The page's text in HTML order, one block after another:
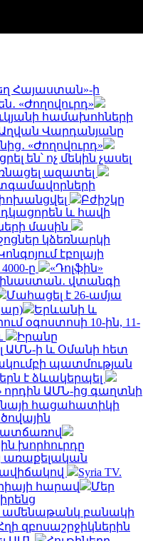
Հայաստան»-ի
«Ժողովուրդ»
համախոհների
Վարդանյանը
«Ժողովուրդ»
են՝ ոչ մեկին չասել
ազատել
Բժիշկը
և հավի
մասին
կձեռնարկի
էբոլայի
ը
«Դոլֆին»
վտանգի
Մահացել է 26-ամյա
Երևանի և
օգոստոսի 10-ին, 11-
Իրանը
ի և Օմանի հետ
պատմության
է ձևակերպել
ԱՄՆ-ից գաղտնի
հացահատիկի
խորհուրդը
առաքելական
Syria TV.
հարավ
Մեր
ամենաթանկ բանակի
զբոսաշրջիկներին